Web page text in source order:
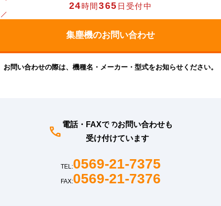
24時間365 日受付中
お問い合わせの際は、機種名・メーカー・型式をお知らせください。
電話・FAXでのお問い合わせも
受け付けています
TEL:0569-21-7375
FAX:0569-21-7376